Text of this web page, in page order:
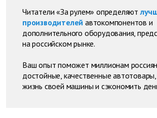
Читатели «За рулем» определяют
производителей автокомпонентов и
дополнительного оборудования,
на российском рынке.
Ваш опыт поможет миллионам
достойные, качественные
жизнь своей машины и сэкономить